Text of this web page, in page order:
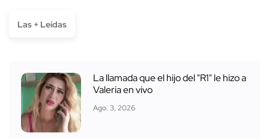
Las + Leídas
La llamada que el hijo del "R1" le hizo a
Valeria en vivo
Ago. 3, 2026